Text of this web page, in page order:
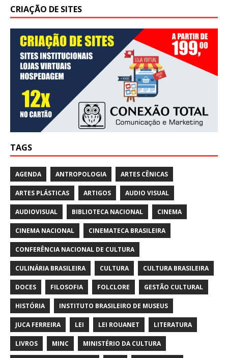
CRIAÇÃO DE SITES
TAGS
AGENDA ANTROPOLOGIA ARTES CÊNICAS
ARTES PLÁSTICAS ARTIGOS AUDIO VISUAL
AUDIOVISUAL BIBLIOTECA NACIONAL CINEMA
CINEMA NACIONAL CINEMATECA BRASILEIRA
CONFERÊNCIA NACIONAL DE CULTURA
CULINÁRIA BRASILEIRA CULTURA CULTURA BRASILEIRA
DOCES FILOSOFIA FOLCLORE GESTÃO CULTURAL
HISTÓRIA INSTITUTO BRASILEIRO DE MUSEUS
JUCA FERREIRA LEI LEI ROUANET LITERATURA
LIVROS MINC MINISTÉRIO DA CULTURA